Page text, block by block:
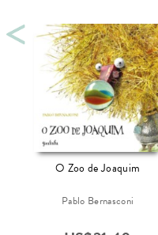
O Zoo de Joaquim
Pablo Bernasconi